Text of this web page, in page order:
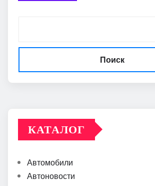
Поиск
КАТАЛОГ
Автомобили
Автоновости